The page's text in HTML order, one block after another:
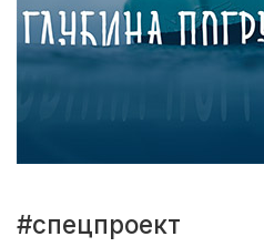
#спецпроект